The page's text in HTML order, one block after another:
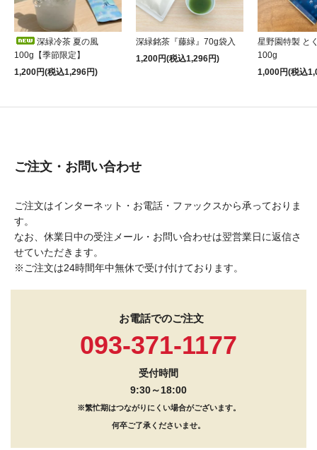
深緑冷茶 夏の風
100g【季節限定】
1,200円(税込1,296円)
深緑銘茶『藤緑』70g袋入
1,200円(税込1,296円)
星野園特製 と
100g
1,000円(税込
ご注文・お問い合わせ
ご注文はインターネット・お電話・ファックスから承っておりま
す。
なお、休業日中の受注メール・お問い合わせは翌営業日に返信さ
せていただきます。
※ご注文は24時間年中無休で受け付けております。
お電話でのご注文
093-371-1177
受付時間
9:30～18:00
※繁忙期はつながりにくい場合がございます。
何卒ご了承くださいませ。